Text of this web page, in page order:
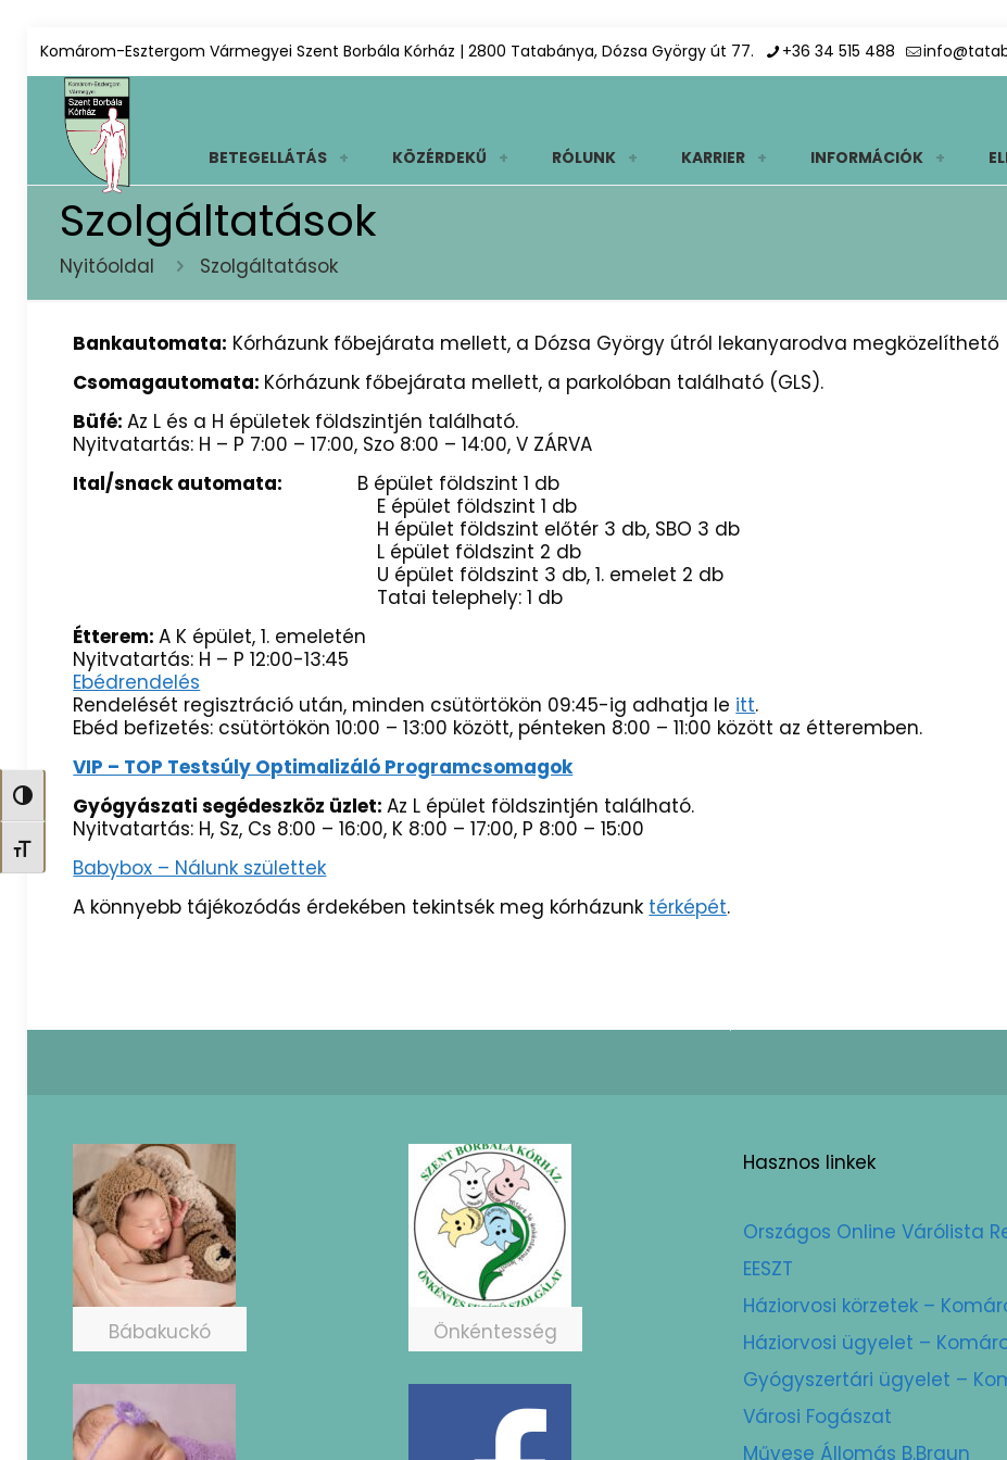
Nagy kontraszt váltása
Betűméret váltása
Komárom-Esztergom Vármegyei Szent Borbála Kórház | 2800 Tatabánya, Dózsa György út 77. +36 34 515 488
BETEGELLÁTÁS KÖZÉRDEKŰ RÓLUNK KARRIER INFORMÁCIÓK
Szolgáltatások
Nyitóoldal Szolgáltatások
Bankautomata: Kórházunk főbejárata mellett, a Dózsa György útról lekanyarodva megközelíthető
Csomagautomata: Kórházunk főbejárata mellett, a parkolóban található (GLS).
Büfé:Az L és a H épületek földszintjén található.
Nyitvatartás: H – P 7:00 – 17:00, Szo 8:00 – 14:00, V ZÁRVA
Ital/snack automata:
B épület földszint 1 db
E épület földszint 1 db
H épület földszint előtér 3 db, SBO 3 db
L épület földszint 2 db
U épület földszint 3 db, 1. emelet 2 db
Tatai telephely: 1 db
Étterem:A K épület, 1. emeletén
Nyitvatartás: H – P 12:00-13:45
Ebédrendelés
Rendelését regisztráció után, minden csütörtökön 09:45-ig adhatja le itt.
Ebéd befizetés: csütörtökön 10:00 – 13:00 között, pénteken 8:00 – 11:00 között az étteremben.
VIP – TOP Testsúly Optimalizáló Programcsomagok
Gyógyászati segédeszköz üzlet:Az L épület földszintjén található.
Nyitvatartás: H, Sz, Cs 8:00 – 16:00, K 8:00 – 17:00, P 8:00 – 15:00
Babybox – Nálunk születtek
A könnyebb tájékozódás érdekében tekintsék meg kórházunk térképét.
Bábakuckó Önkéntesség
Hasznos linkek
Országos Online Várólista
EESZT
Háziorvosi körzetek –
Háziorvosi ügyelet –
Gyógyszertári ügyelet –
Városi Fogászat
Művese Állomás B.Braun